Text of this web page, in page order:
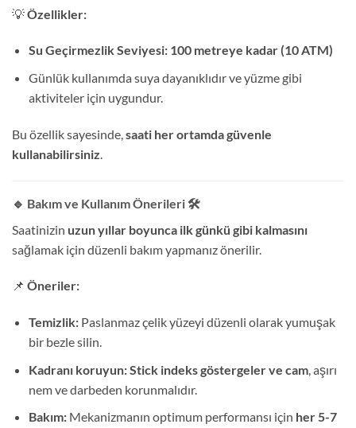
💡Özellikler:
Su Geçirmezlik Seviyesi: 100 metreye kadar (10 ATM)
Günlük kullanımda suya dayanıklıdır ve yüzme gibi
aktiviteler için uygundur.
Bu özellik sayesinde,saati her ortamda güvenle
kullanabilirsiniz.
🔹 Bakım ve Kullanım Önerileri🛠️
Saatinizin uzun yıllar boyunca ilk günkü gibi kalmasını
sağlamak için düzenli bakım yapmanız önerilir.
📌 Öneriler:
Temizlik:Paslanmaz çelik yüzeyi düzenli olarak yumuşak
bir bezle silin.
Kadranı koruyun:Stick indeks göstergeler ve cam, aşırı
nem ve darbeden korunmalıdır.
Bakım:Mekanizmanın optimum performansı için her 5-7